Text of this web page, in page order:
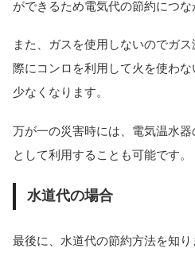
ができるため電気代の節約につな
また、ガスを使用しないのでガ
際にコンロを利用して火を使わ
少なくなります。
万が一の災害時には、電気温水
として利用することも可能です。
水道代の場合
最後に、水道代の節約方法を知り